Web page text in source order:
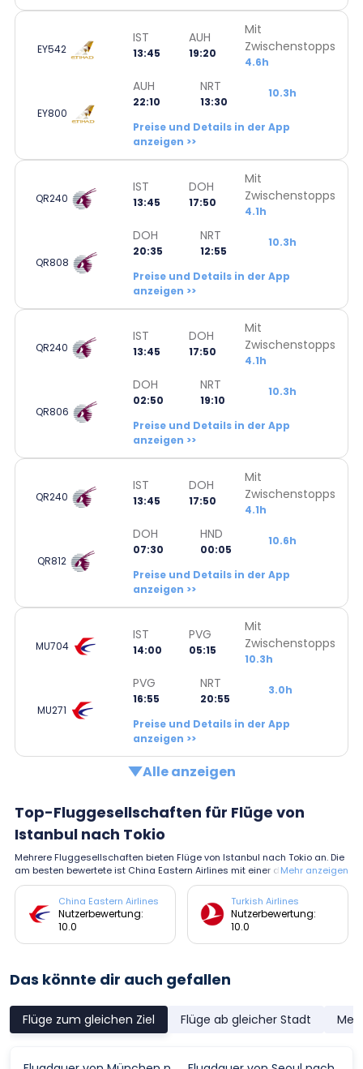
EY542
IST
13:45
AUH
19:20
Mit
Zwischenstopps
4.6h
EY800
AUH
22:10
NRT
13:30
10.3h
Preise und Details in der App
anzeigen >>
QR240
IST
13:45
DOH
17:50
Mit
Zwischenstopps
4.1h
QR808
DOH
20:35
NRT
12:55
10.3h
Preise und Details in der App
anzeigen >>
QR240
IST
13:45
DOH
17:50
Mit
Zwischenstopps
4.1h
QR806
DOH
02:50
NRT
19:10
10.3h
Preise und Details in der App
anzeigen >>
QR240
IST
13:45
DOH
17:50
Mit
Zwischenstopps
4.1h
QR812
DOH
07:30
HND
00:05
10.6h
Preise und Details in der App
anzeigen >>
MU704
IST
14:00
PVG
05:15
Mit
Zwischenstopps
10.3h
MU271
PVG
16:55
NRT
20:55
3.0h
Preise und Details in der App
anzeigen >>
Alle anzeigen
Top-Fluggesellschaften für Flüge von
Istanbul nach Tokio
Mehrere Fluggesellschaften bieten Flüge von Istanbul nach Tokio an. Die
am besten bewertete ist China Eastern Airlines mit einer durchschnittlich
en Bewertung von 10.0.
Mehr anzeigen
China Eastern Airlines
Nutzerbewertung:
10.0
Turkish Airlines
Nutzerbewertung:
10.0
Das könnte dir auch gefallen
Flüge zum gleichen Ziel Flüge ab gleicher Stadt